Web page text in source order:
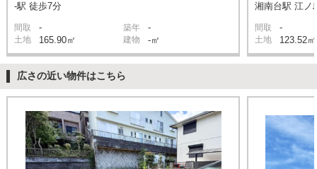
-駅 徒歩7分
間取 - 築年 -
土地 165.90㎡ 建物 -㎡
湘南台駅 江ノ
間取 -
土地 123.52㎡
広さの近い物件はこちら